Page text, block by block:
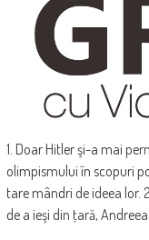
1. Doar Hitler şi-a mai
olimpismului în scopuri
tare mândri de ideea lor.
de a ieşi din ţară,